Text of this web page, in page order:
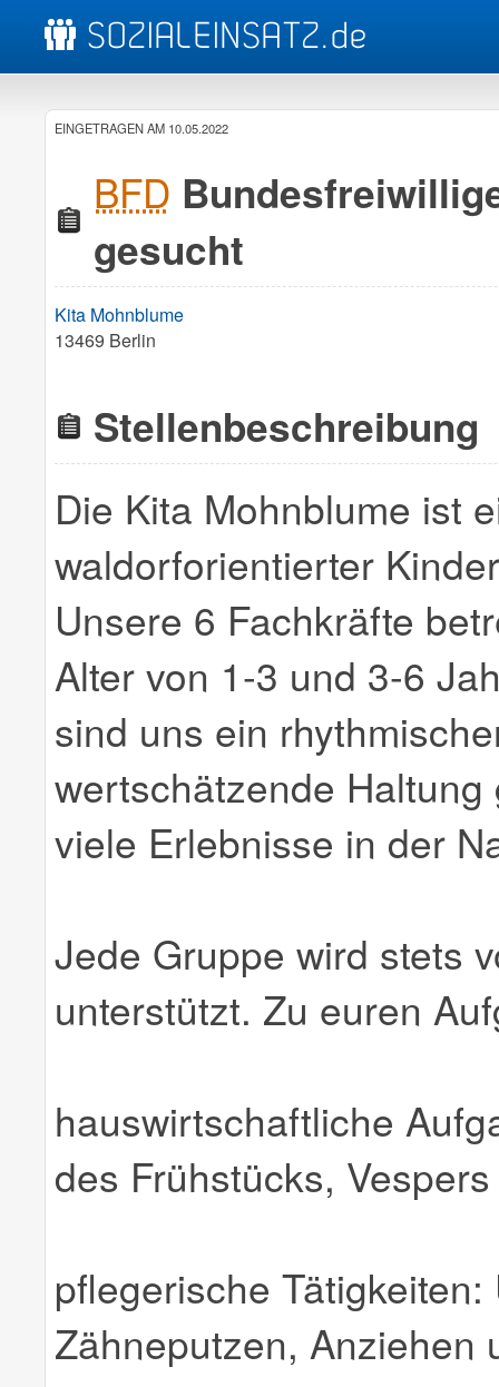
EINGETRAGEN AM 10.05.2022
BFD
gesucht
Kita Mohnblume
13469 Berlin
Stellenbeschreibung
Die Kita Mohnblume ist
waldorforientierter
Unsere 6 Fachkräfte
Alter von 1-3 und 3-6
sind uns ein
wertschätzende
viele Erlebnisse in der
Jede Gruppe wird stets
unterstützt. Zu euren
hauswirtschaftliche
des Frühstücks,
pflegerische
Zähneputzen, Anziehen